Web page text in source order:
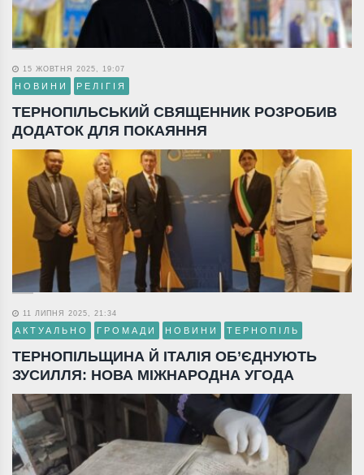
15 ЖОВТНЯ 2025, 19:07
НОВИНИ РЕЛІГІЯ
ТЕРНОПІЛЬСЬКИЙ СВЯЩЕННИК РОЗРОБИВ
ДОДАТОК ДЛЯ ПОКАЯННЯ
11 ЛИПНЯ 2025, 21:34
АКТУАЛЬНО ГРОМАДИ НОВИНИ ТЕРНОПІЛЬ
ТЕРНОПІЛЬЩИНА Й ІТАЛІЯ ОБ’ЄДНУЮТЬ
ЗУСИЛЛЯ: НОВА МІЖНАРОДНА УГОДА